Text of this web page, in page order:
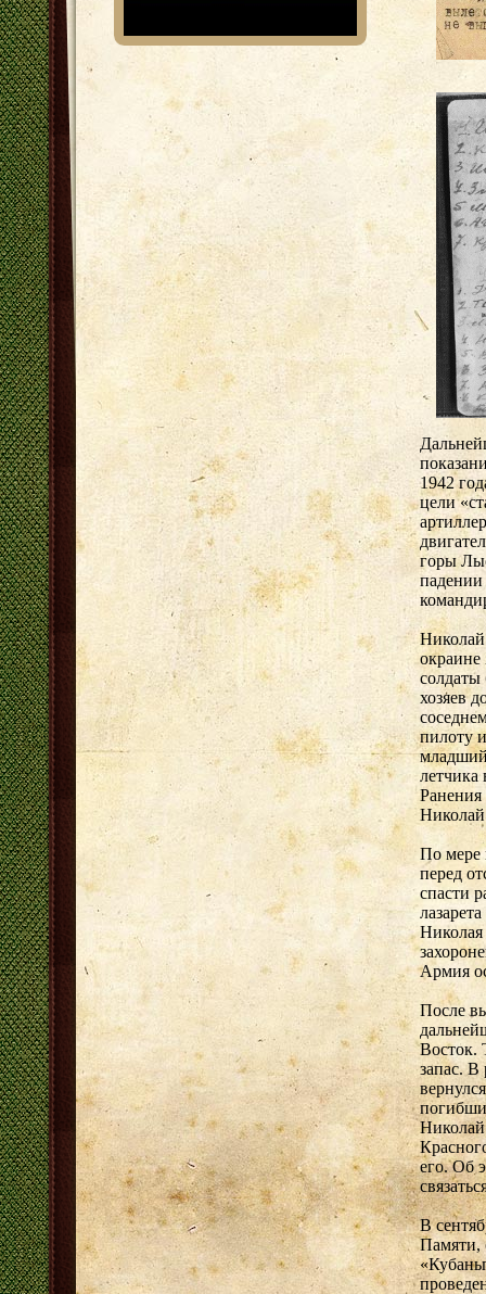
1942
цели
горы
падении
Николай
солдаты
хозяев
пилоту
летчика
Ранения
Николай
По мере
перед
спасти
Николая
Армия
После
Восток.
запас.
Николай
его. Об
В
Памяти,